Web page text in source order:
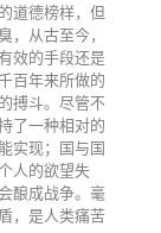
道德榜样，但
从古至今，
效的手段还是
百年来所做的
搏斗。尽管不
了一种相对的
实现；国与国
人的欲望失
酿成战争。毫
，是人类痛苦